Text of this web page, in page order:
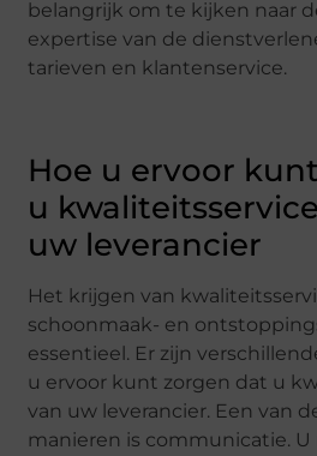
belangrijk om te kijken naar
expertise van de
tarieven en klantenservice.
Hoe u ervoor
u
uw leverancier
Het krijgen van
schoonmaak- en
essentieel. Er zijn
u ervoor kunt zorgen dat u
van uw leverancier. Een van
manieren is communicatie.